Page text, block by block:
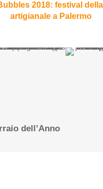
2018: festival
artigianale a Palermo
dell’Anno